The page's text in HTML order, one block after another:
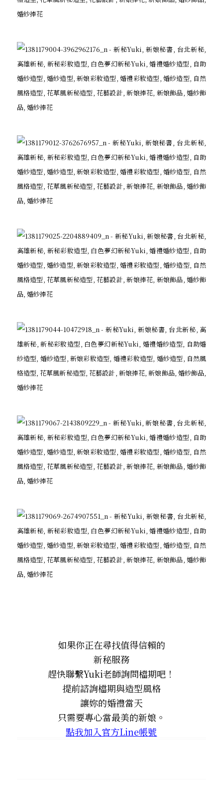
如果你正在尋找值得信賴的
新秘服務
趕快聯繫Yuki老師詢問檔期吧！
提前諮詢檔期與造型風格
讓妳的婚禮當天
只需要專心當最美的新娘。
點我加入官方Line帳號